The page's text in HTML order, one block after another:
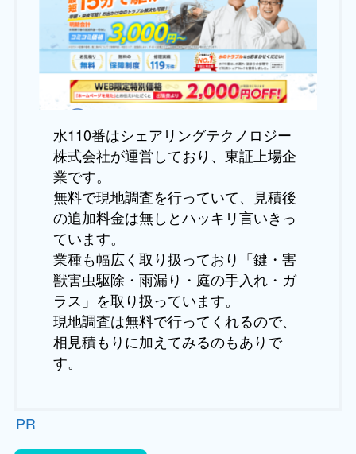
水110番はシェアリングテクノロジー
株式会社が運営しており、東証上場企
業です。
無料で現地調査を行っていて、見積後
の追加料金は無しとハッキリ言いきっ
ています。
業種も幅広く取り扱っており「鍵・害
獣害虫駆除・雨漏り・庭の手入れ・ガ
ラス」を取り扱っています。
現地調査は無料で行ってくれるので、
相見積もりに加えてみるのもありで
す。
PR